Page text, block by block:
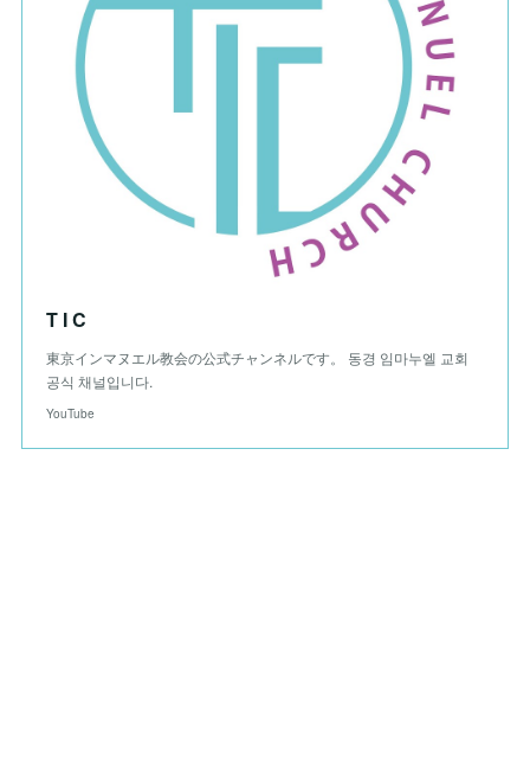
T I C
東京インマヌエル教会の公式チャンネルです。 동경 임마누엘 교회
공식 채널입니다.
YouTube